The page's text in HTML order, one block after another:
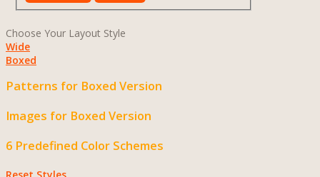
Choose Your Layout Style
Wide
Boxed
Patterns for Boxed Version
Images for Boxed Version
6 Predefined Color Schemes